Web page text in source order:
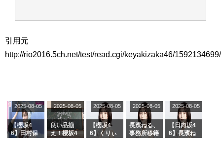
引用元
http://rio2016.5ch.net/test/read.cgi/keyakizaka46/
【櫻坂4
6】田村保
2025-08-05
良い品揃
え！櫻坂4
2025-08-05
【櫻坂4
6】くりぃ
2025-08-05
長濱ねる、
事務所移籍
2025-08-05
【日向坂4
6】長濱ね
2025-08-05